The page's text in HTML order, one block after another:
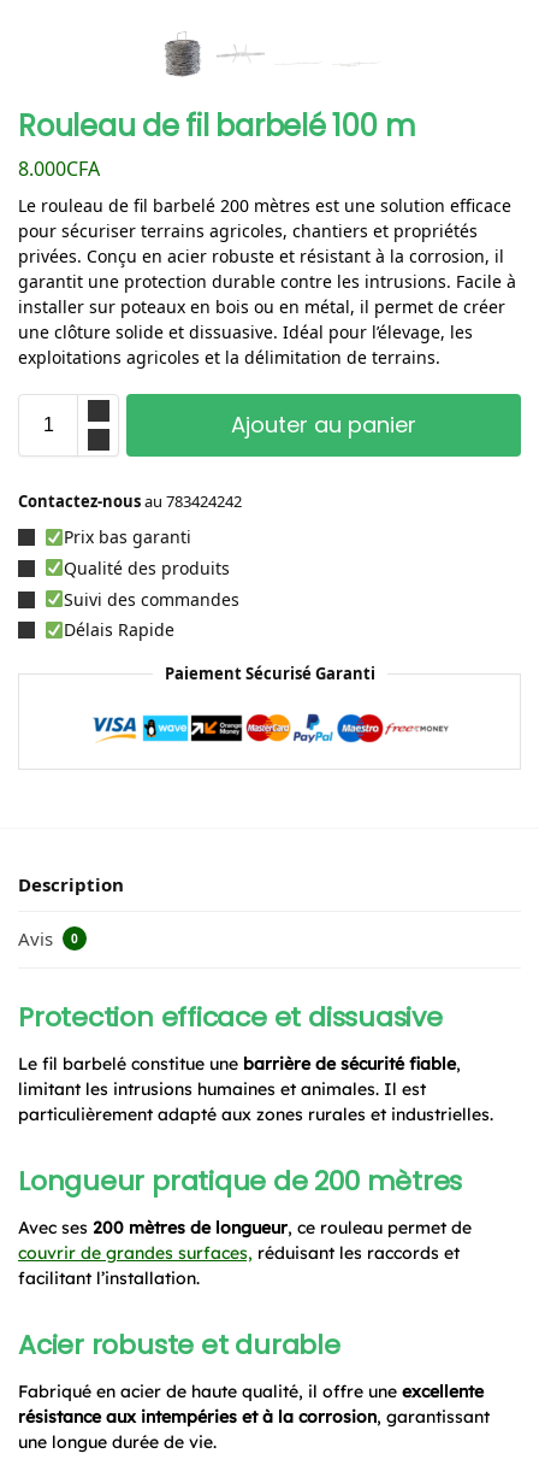
Rouleau de fil barbelé 100 m
8.000CFA
Le rouleau de fil barbelé 200 mètres est une solution efficace
pour sécuriser terrains agricoles, chantiers et propriétés
privées. Conçu en acier robuste et résistant à la corrosion, il
garantit une protection durable contre les intrusions. Facile à
installer sur poteaux en bois ou en métal, il permet de créer
une clôture solide et dissuasive. Idéal pour l’élevage, les
exploitations agricoles et la délimitation de terrains.
Ajouter au panier
Contactez-nousau 783424242
Prix bas garanti
Qualité des produits
Suivi des commandes
Délais Rapide
Paiement Sécurisé Garanti
Description
Avis 0
Protection efficace et dissuasive
Le fil barbelé constitue une barrière de sécurité fiable,
limitant les intrusions humaines et animales. Il est
particulièrement adapté aux zones rurales et industrielles.
Longueur pratique de 200 mètres
Avec ses 200 mètres de longueur, ce rouleau permet de
couvrir de grandes surfaces, réduisant les raccords et
facilitant l’installation.
Acier robuste et durable
Fabriqué en acier de haute qualité, il offre une excellente
résistance aux intempéries et à la corrosion, garantissant
une longue durée de vie.